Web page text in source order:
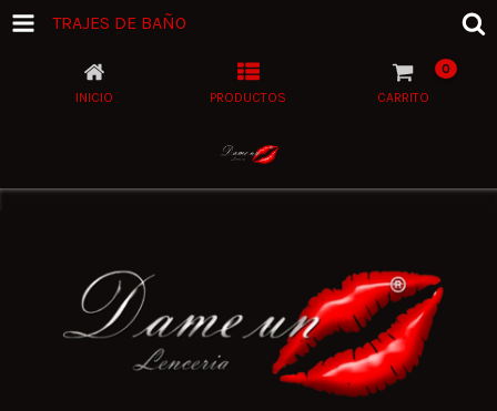
TRAJES DE BAÑO
INICIO PRODUCTOS CARRITO
0